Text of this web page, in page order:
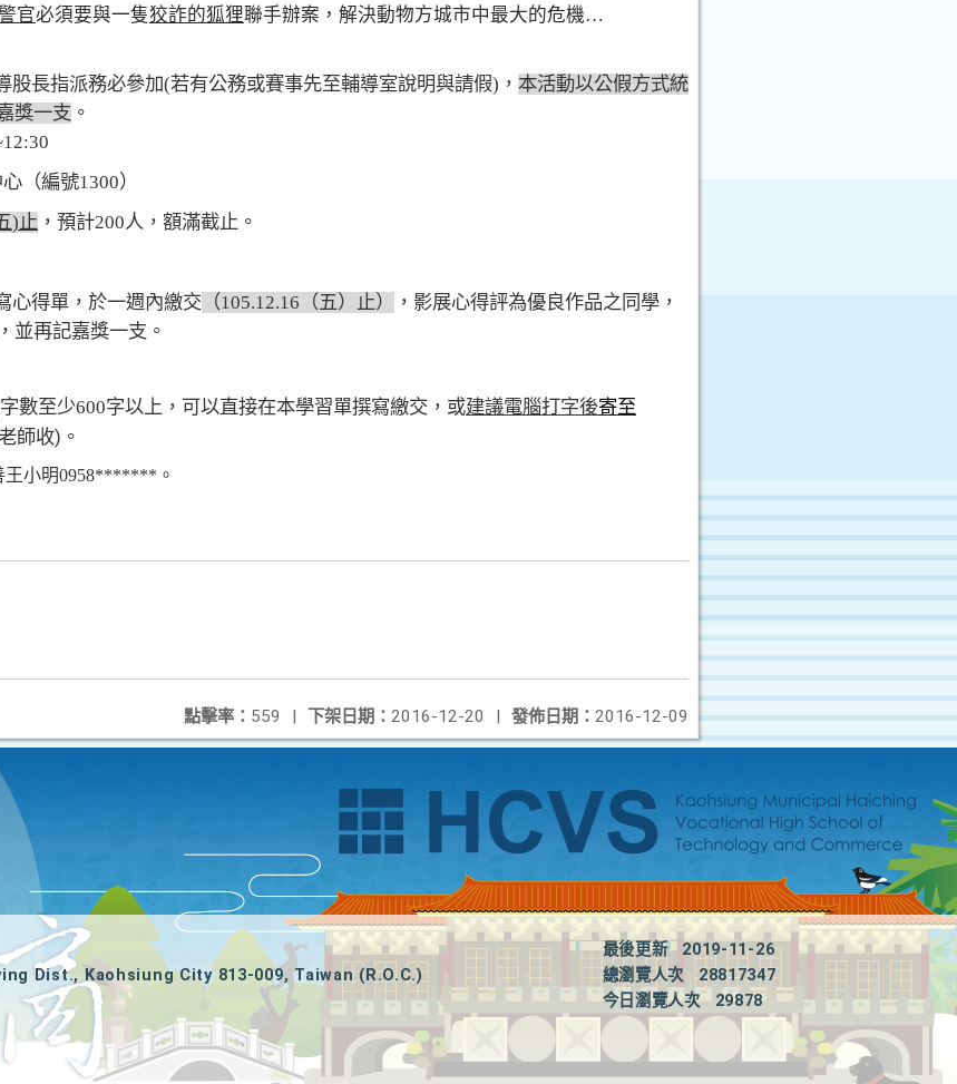
官必須要與一隻狡詐的狐狸聯手辦案，解決動物方城市中最大的危機…
股長指派務必參加(若有公務或賽事先至輔導室說明與請假) ， 本活動以公假方式統
獎一支 。
（編號1300）
)止 ，預計200人，額滿截止。
心得單，於一週內繳交 （105.12.16 （五）止） ， 影展心得評為優良作品之同學，
並再記嘉獎一支 。
字數至少600字以上，可以直接在本學習單撰寫繳交，或建議電腦打字後寄至
師收) 。
王小明0958******* 。
發佈日期： 2016-12-09
下架日期： 2016-12-20 |
點擊率： 559 |
Dist., Kaohsiung City 813-009, Taiwan (R.O.C.)
最後更新
2019-11-26
總瀏覽人次
28817347
今日瀏覽人次
29878